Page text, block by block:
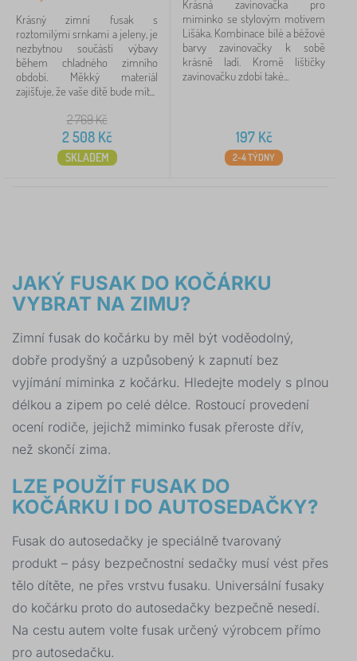
Krásný zimní fusak s
roztomilými srnkami a jeleny, je
nezbytnou součástí výbavy
během chladného zimního
období. Měkký materiál
zajišťuje, že vaše dítě bude mít...
2 769Kč
2 508Kč
SKLADEM
Krásná zavinovačka pro
miminko se stylovým motivem
Lišáka. Kombinace bílé a béžové
barvy zavinovačky k sobě
krásně ladí. Kromě lištičky
zavinovačku zdobí také...
197Kč
2-4 TÝDNY
JAKÝ FUSAK DO KOČÁRKU
VYBRAT NA ZIMU?
Zimní fusak do kočárku by měl být voděodolný,
dobře prodyšný a uzpůsobený k zapnutí bez
vyjímání miminka z kočárku. Hledejte modely s plnou
délkou a zipem po celé délce. Rostoucí provedení
ocení rodiče, jejichž miminko fusak přeroste dřív,
než skončí zima.
LZE POUŽÍT FUSAK DO
KOČÁRKU I DO AUTOSEDAČKY?
Fusak do autosedačky je speciálně tvarovaný
produkt – pásy bezpečnostní sedačky musí vést přes
tělo dítěte, ne přes vrstvu fusaku. Universální fusaky
do kočárku proto do autosedačky bezpečně nesedí.
Na cestu autem volte fusak určený výrobcem přímo
pro autosedačku.